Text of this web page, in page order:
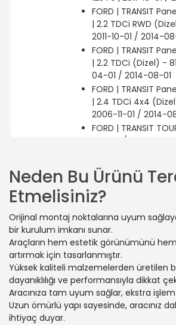
FORD | TRANSIT
| 2.2 TDCi RWD
2011-10-01 / 2014-
FORD | TRANSIT
| 2.2 TDCi (Dizel) -
04-01 / 2014-08-01
FORD | TRANSIT
| 2.4 TDCi 4x4
2006-11-01 / 2014-
FORD | TRANSIT
Minibüs/Otobüs |
FORD | TRANSIT
| 2.2 TDCi RWD
2011-10-01 / 2014-08-
FORD | TRANSIT
FN_ _, FF_ _) | 2.2
Kw 130 Ps | 2006-
FORD | TRANSIT
| 2.4 TDCi RWD
| 2006-04-01 /
FORD | TRANSIT
| 2.4 TDCi RWD
| 2006-04-01 /
Neden Bu Ürünü
Etmelisiniz?
Orijinal montaj noktalarına uyum
bir kurulum imkanı sunar.
Araçların hem estetik görünümünü
artırmak için tasarlanmıştır.
Yüksek kaliteli malzemelerden üretilen
dayanıklılığı ve performansıyla dikkat
Aracınıza tam uyum sağlar, ekstra
Uzun ömürlü yapı sayesinde, aracınız
ihtiyaç duyar.